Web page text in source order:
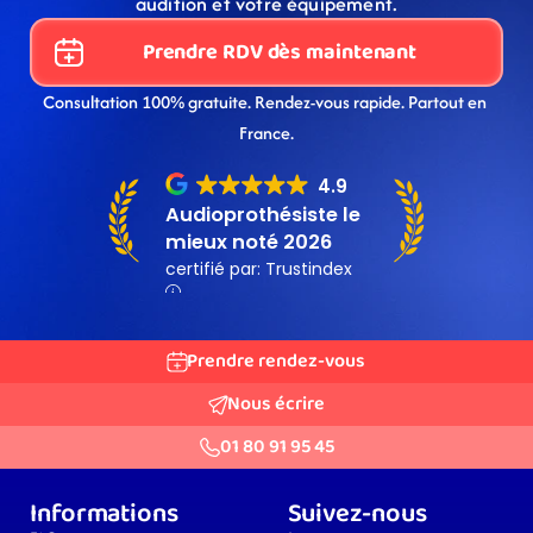
Prendre RDV dès maintenant
Consultation 100% gratuite. Rendez-vous rapide. Partout en
France.
Prendre rendez-vous
Nous écrire
01 80 91 95 45
Informations Suivez-nous